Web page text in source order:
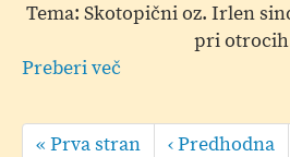
Tema: Skotopični oz. Irlen
pri
Preberi več
za
starše
Pagination
First
« Prva stran
Predhodna
‹ Predhodna